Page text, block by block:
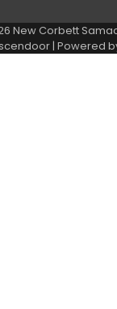
New Corbett
| Powered